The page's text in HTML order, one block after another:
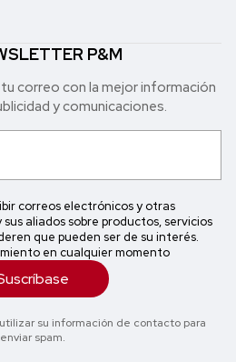
P&M
correo con la mejor in formación
y comunicaciones.
correos electrónicos y otras
aliados sobre productos, servicios
que pueden ser de su interés.
en cualquier momento
su información de contacto para
enviar spam.